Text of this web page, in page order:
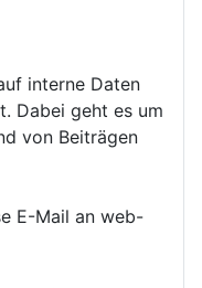
interne Daten
Dabei geht es um
von Beiträgen
E-Mail an web-